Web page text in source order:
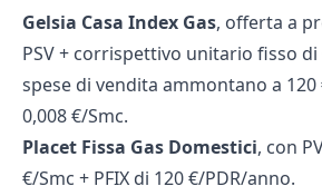
Gelsia Casa Index Gas, offerta a
PSV + corrispettivo unitario fisso di
spese di vendita ammontano a 120
0,008 €/Smc.
Placet Fissa Gas Domestici, con
€/Smc + PFIX di 120 €/PDR/anno.